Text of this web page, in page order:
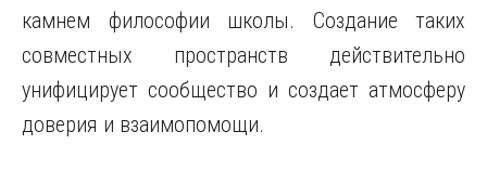
камнем философии школы. Создание таких
совместных пространств действительно
унифицирует сообщество и создает атмосферу
доверия и взаимопомощи.